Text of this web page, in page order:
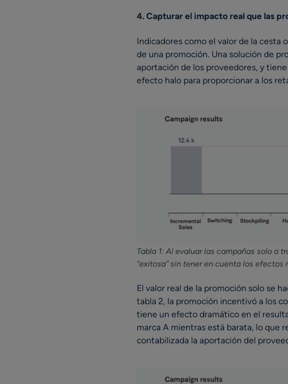
4. Capturar el impacto real que las
Indicadores como el valor de la cesta
de una promoción. Una solución de
aportación de los proveedores, y
efecto halo para proporcionar a los
Tabla 1: Al evaluar las campañas solo a
“exitosa” sin tener en cuenta los
El valor real de la promoción solo se
tabla 2, la promoción incentivó a los
tiene un efecto dramático en el
marca A mientras está barata, lo que
contabilizada la aportación del